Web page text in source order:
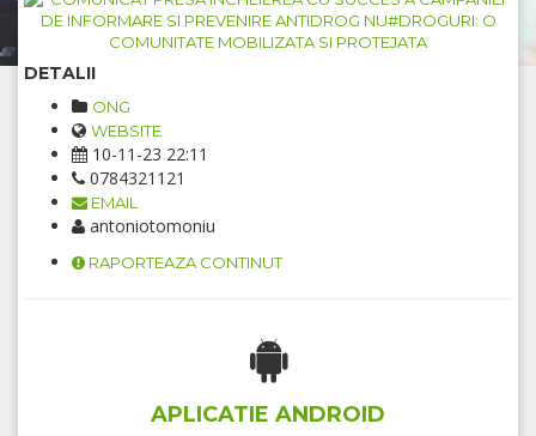
DETALII
ONG
WEBSITE
10-11-23 22:11
0784321121
EMAIL
antoniotomoniu
RAPORTEAZA CONTINUT
APLICATIE ANDROID